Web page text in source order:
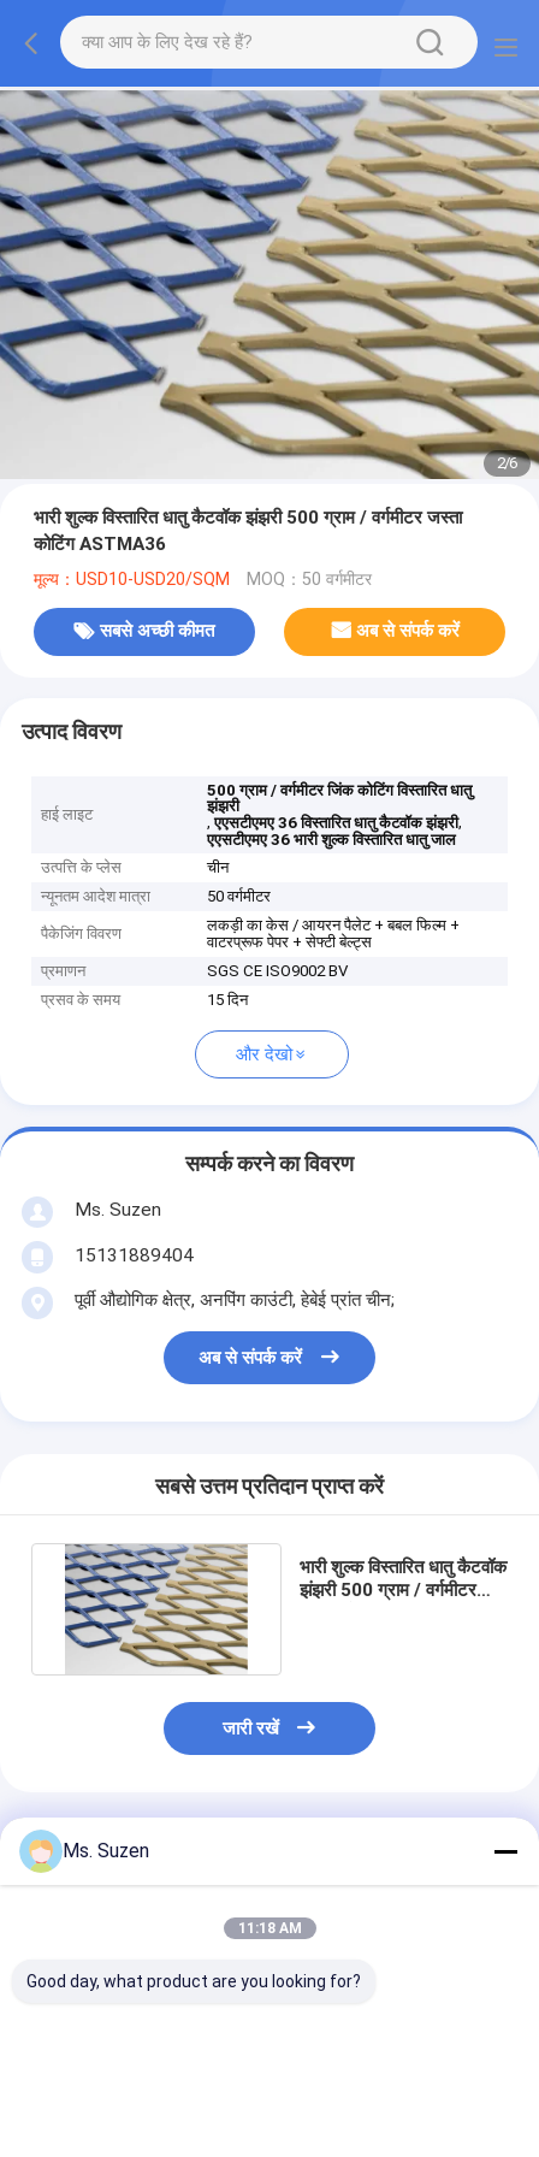
2/6
भारी शुल्क विस्तारित धातु कैटवॉक झंझरी 500 ग्राम / वर्गमीटर जस्ता
कोटिंग ASTMA36
मूल्य：USD10-USD20/SQM MOQ：50 वर्गमीटर
सबसे अच्छी कीमत अब से संपर्क करें
उत्पाद विवरण
हाई लाइट
500 ग्राम / वर्गमीटर जिंक कोटिंग विस्तारित धातु
झंझरी
,एएसटीएमए 36 विस्तारित धातु कैटवॉक झंझरी,
एएसटीएमए 36 भारी शुल्क विस्तारित धातु जाल
उत्पत्ति के प्लेस
चीन
न्यूनतम आदेश मात्रा
50 वर्गमीटर
पैकेजिंग विवरण
लकड़ी का केस / आयरन पैलेट + बबल फिल्म +
वाटरप्रूफ पेपर + सेफ्टी बेल्ट्स
प्रमाणन
SGS CE ISO9002 BV
प्रसव के समय
15 दिन
और देखो
सम्पर्क करने का विवरण
Ms. Suzen
15131889404
पूर्वी औद्योगिक क्षेत्र, अनपिंग काउंटी, हेबेई प्रांत चीन;
अब से संपर्क करें
सबसे उत्तम प्रतिदान प्राप्त करें
भारी शुल्क विस्तारित धातु कैटवॉक
झंझरी 500 ग्राम / वर्गमीटर
जारी रखें
अनुशंसित उत्पाद
Ms. Suzen
11:18 AM
Good day, what product are you looking for?